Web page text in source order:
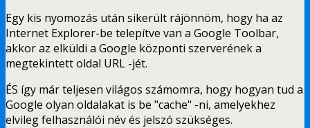
Egy kis nyomozás után sikerült rájönnöm, hogy ha az
Internet Explorer-be telepítve van a Google Toolbar,
akkor az elküldi a Google központi szerverének a
megtekintett oldal URL -jét.
ÉS így már teljesen világos számomra, hogy hogyan tud a
Google olyan oldalakat is be "cache" -ni, amelyekhez
elvileg felhasználói név és jelszó szükséges.